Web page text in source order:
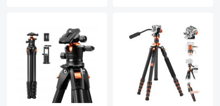
SLRカメラと互換性のあ
るキャリングケースを備
えた耐荷重